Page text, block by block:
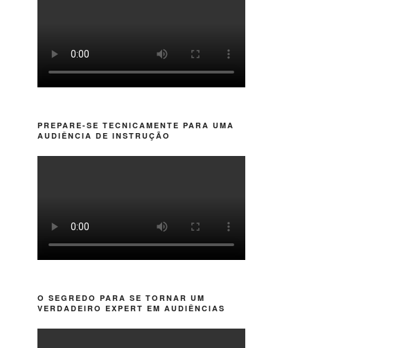
PREPARE-SE TECNICAMENTE PARA UMA
AUDIÊNCIA DE INSTRUÇÃO
O SEGREDO PARA SE TORNAR UM
VERDADEIRO EXPERT EM AUDIÊNCIAS